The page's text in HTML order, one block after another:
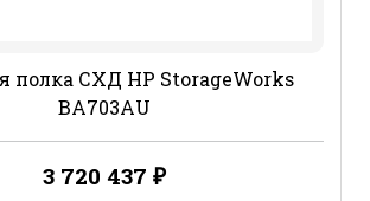
полка СХД HP StorageWorks
BA703AU
3 720 437 ₽